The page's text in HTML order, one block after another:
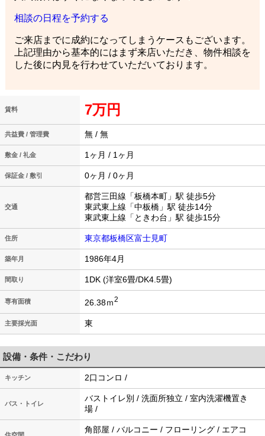
相談の日程を予約する
ご来店までに成約になってしまうケースもございます。
上記理由から基本的にはまず来店いただき、物件相談を
した後に内見を行わせていただいております。
賃料 7万円
共益費 / 管理費 無 / 無
敷金 / 礼金 1ヶ月 / 1ヶ月
保証金 / 敷引 0ヶ月 / 0ヶ月
交通
都営三田線「板橋本町」駅 徒歩5分
東武東上線「中板橋」駅 徒歩14分
東武東上線「ときわ台」駅 徒歩15分
住所 東京都板橋区富士見町
築年月 1986年4月
間取り 1DK (洋室6畳/DK4.5畳)
専有面積 26.38ｍ2
主要採光面 東
設備・条件・こだわり
キッチン 2口コンロ /
バス・トイレ
バストイレ別 / 洗面所独立 / 室内洗濯機置き
場 /
角部屋 / バルコニー / フローリング / エアコ